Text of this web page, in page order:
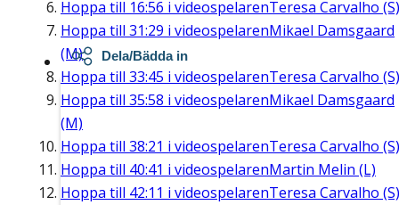
Hoppa till 16:56 i videospelarenTeresa Carvalho (S)
Hoppa till 31:29 i videospelarenMikael Damsgaard
(M)
Hoppa till 33:45 i videospelarenTeresa Carvalho (S)
Hoppa till 35:58 i videospelarenMikael Damsgaard
(M)
Hoppa till 38:21 i videospelarenTeresa Carvalho (S)
Hoppa till 40:41 i videospelarenMartin Melin (L)
Hoppa till 42:11 i videospelarenTeresa Carvalho (S)
Dela/Bädda in